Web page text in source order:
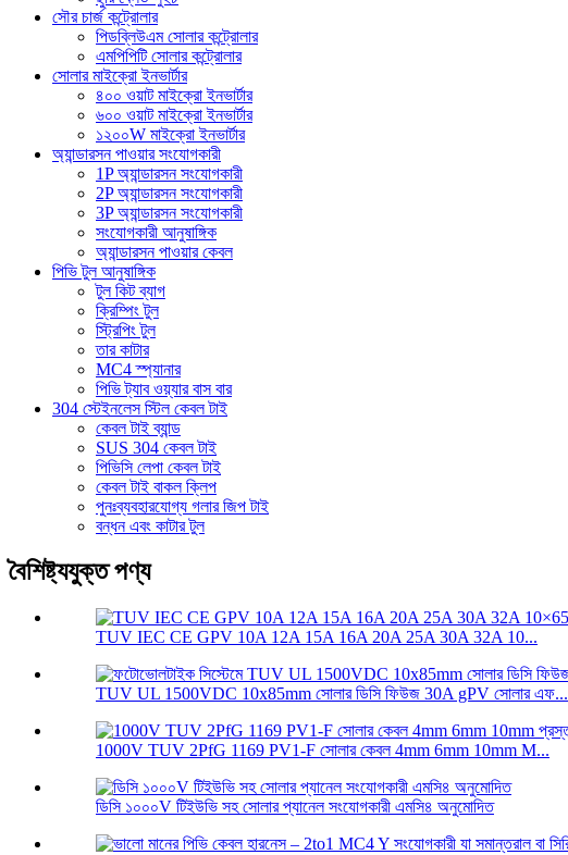
সৌর চার্জ কন্ট্রোলার
পিডব্লিউএম সোলার কন্ট্রোলার
এমপিপিটি সোলার কন্ট্রোলার
সোলার মাইক্রো ইনভার্টার
৪০০ ওয়াট মাইক্রো ইনভার্টার
৬০০ ওয়াট মাইক্রো ইনভার্টার
১২০০W মাইক্রো ইনভার্টার
অ্যান্ডারসন পাওয়ার সংযোগকারী
1P অ্যান্ডারসন সংযোগকারী
2P অ্যান্ডারসন সংযোগকারী
3P অ্যান্ডারসন সংযোগকারী
সংযোগকারী আনুষাঙ্গিক
অ্যান্ডারসন পাওয়ার কেবল
পিভি টুল আনুষাঙ্গিক
টুল কিট ব্যাগ
ক্রিম্পিং টুল
স্ট্রিপিং টুল
তার কাটার
MC4 স্প্যানার
পিভি ট্যাব ওয়্যার বাস বার
304 স্টেইনলেস স্টিল কেবল টাই
কেবল টাই ব্যান্ড
SUS 304 কেবল টাই
পিভিসি লেপা কেবল টাই
কেবল টাই বাকল ক্লিপ
পুনঃব্যবহারযোগ্য গলার জিপ টাই
বন্ধন এবং কাটার টুল
বৈশিষ্ট্যযুক্ত পণ্য
TUV IEC CE GPV 10A 12A 15A 16A 20A 25A 30A 32A 10...
TUV UL 1500VDC 10x85mm সোলার ডিসি ফিউজ 30A gPV সোলার এফ...
1000V TUV 2PfG 1169 PV1-F সোলার কেবল 4mm 6mm 10mm M...
ডিসি ১০০০V টিইউভি সহ সোলার প্যানেল সংযোগকারী এমসি৪ অনুমোদিত